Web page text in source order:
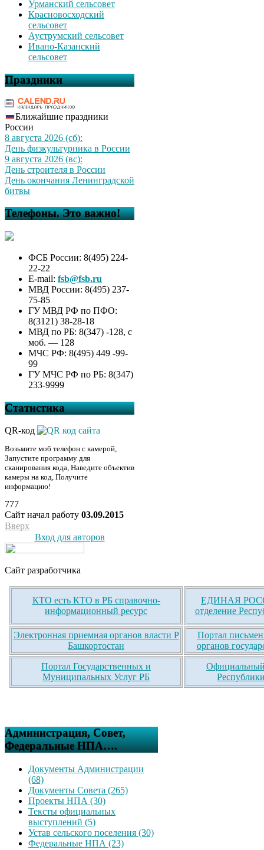
Урманский сельсовет
Красновосходский
сельсовет
Ауструмский сельсовет
Ивано-Казанский
сельсовет
Праздники
Ближайшие праздники
России
8 августа 2026 (сб):
День физкультурника в России
9 августа 2026 (вс):
День строителя в России
День окончания Ленинградской
битвы
Телефоны. Это важно!
ФСБ России: 8(495) 224-
22-22
E-mail: fsb@fsb.ru
МВД России: 8(495) 237-
75-85
ГУ МВД РФ по ПФО:
8(3121) 38-28-18
МВД по РБ: 8(347) -128, с
моб. — 128
МЧС РФ: 8(495) 449 -99-
99
ГУ МЧС РФ по РБ: 8(347)
233-9999
Статистика
QR-код
Возьмите моб телефон с камерой,
Запустите программу для
сканирования кода, Наведите объектив
камеры на код, Получите
информацию!
777
Сайт начал работу 03.09.2015
Вверх
Вход для авторов
Сайт разработчика
КТО есть КТО в РБ справочно-
информационный ресурс
ЕДИНАЯ
отделение
Электронная приемная органов власти Р
Башкортостан
Портал
органов
Портал Государственных и
Муниципальных Услуг РБ
Официальный
Администрация, Совет,
Федеральные НПА….
Документы Администрации
(68)
Документы Совета (265)
Проекты НПА (30)
Тексты официальных
выступлений (5)
Устав сельского поселения (30)
Федеральные НПА (23)